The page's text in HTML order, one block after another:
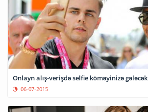
Onlayn alış-verişdə selfie köməyinizə gələcək
06-07-2015